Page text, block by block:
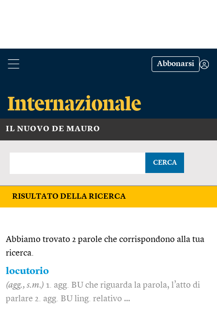
Abbonarsi
IL NUOVO DE MAURO
CERCA
RISULTATO DELLA RICERCA
Abbiamo trovato 2 parole che corrispondono alla tua
ricerca.
locutorio
(agg., s.m.) 1. agg. BU che riguarda la parola, l’atto di
parlare 2. agg. BU ling. relativo …